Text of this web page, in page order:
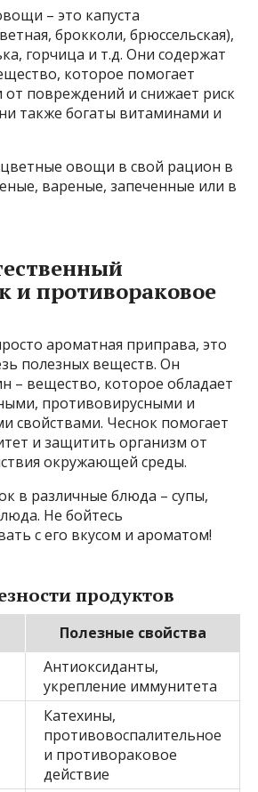
– это капуста
брокколи, брюссельская),
горчица и т.д. Они содержат
которое помогает
от повреждений и снижает риск
также богаты витаминами и
овощи в свой рацион в
вареные, запеченные или в
и противораковое
ароматная приправа, это
полезных веществ. Он
– вещество, которое обладает
противовирусными и
свойствами. Чеснок помогает
и защитить организм от
окружающей среды.
в различные блюда – супы,
Не бойтесь
с его вкусом и ароматом!
продуктов
Полезные свойства
Антиоксиданты,
укрепление иммунитета
Катехины,
противовоспалительное
и противораковое
действие